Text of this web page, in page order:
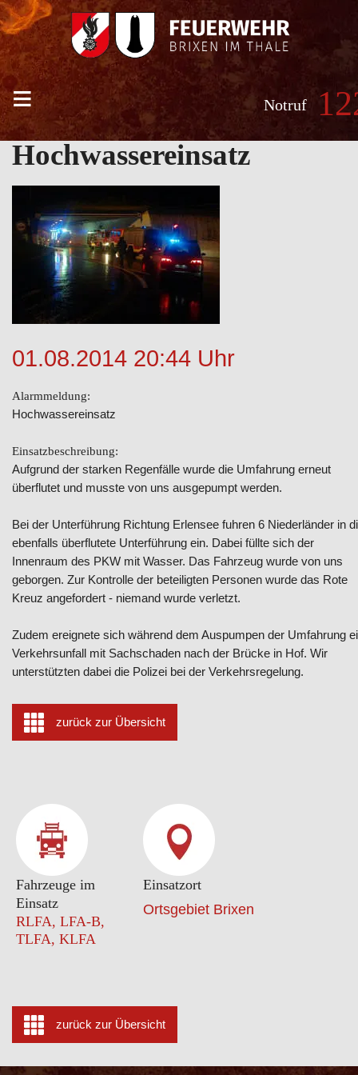
≡ Notruf
Hochwassereinsatz
01.08.2014 20:44 Uhr
Alarmmeldung:
Hochwassereinsatz
Einsatzbeschreibung:
Aufgrund der starken Regenfälle wurde die Umfahrung erneut
überflutet und musste von uns ausgepumpt werden.
Bei der Unterführung Richtung Erlensee fuhren 6 Niederländer in
ebenfalls überflutete Unterführung ein. Dabei füllte sich der
Innenraum des PKW mit Wasser. Das Fahrzeug wurde von uns
geborgen. Zur Kontrolle der beteiligten Personen wurde das Rote
Kreuz angefordert - niemand wurde verletzt.
Zudem ereignete sich während dem Auspumpen der Umfahrung
Verkehrsunfall mit Sachschaden nach der Brücke in Hof. Wir
unterstützten dabei die Polizei bei der Verkehrsregelung.
zurück zur Übersicht
Fahrzeuge im
Einsatz
RLFA, LFA-B,
TLFA, KLFA
Einsatzort
Ortsgebiet Brixen
zurück zur Übersicht